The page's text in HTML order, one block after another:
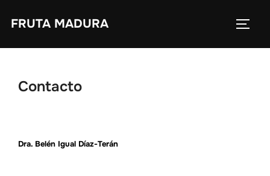
FRUTA MADURA
Contacto
Dra. Belén Igual Díaz-Terán